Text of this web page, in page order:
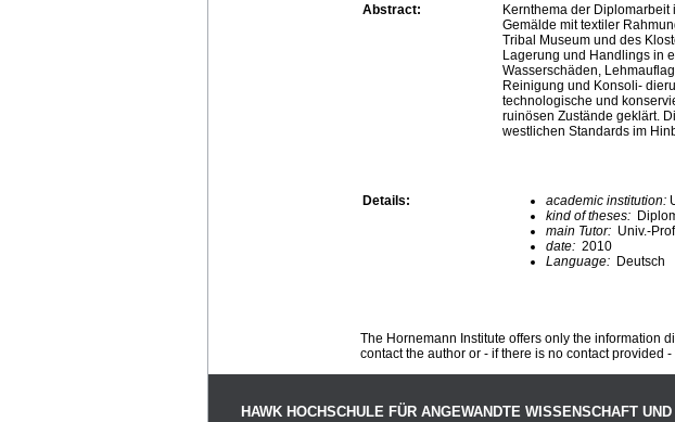
Abstract:
Kernthema der
Gemälde mit textiler
Tribal Museum und des
Lagerung und Handlings in
Wasserschäden,
Reinigung und Konsoli-
technologische und
ruinösen Zustände geklärt.
westlichen Standards im
Details: academic institution:
kind of theses:
main Tutor: Univ.-
date: 2010
Language: Deutsch
The Hornemann Institute offers only the information
contact the author or - if there is no contact provided
HAWK HOCHSCHULE FÜR ANGEWANDTE WISSENSCHAFT